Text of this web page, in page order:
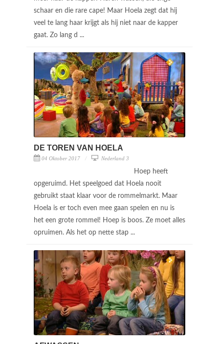
schaar en die rare cape! Maar Hoela zegt dat hij
veel te lang haar krijgt als hij niet naar de kapper
gaat. Zo lang d ...
DE TOREN VAN HOELA
04 Oktober 2017 Nederland 3
Hoep heeft
opgeruimd. Het speelgoed dat Hoela nooit
gebruikt staat klaar voor de rommelmarkt. Maar
Hoela is er toch even mee gaan spelen en nu is
het een grote rommel! Hoep is boos. Ze moet alles
opruimen. Als het op nette stap ...